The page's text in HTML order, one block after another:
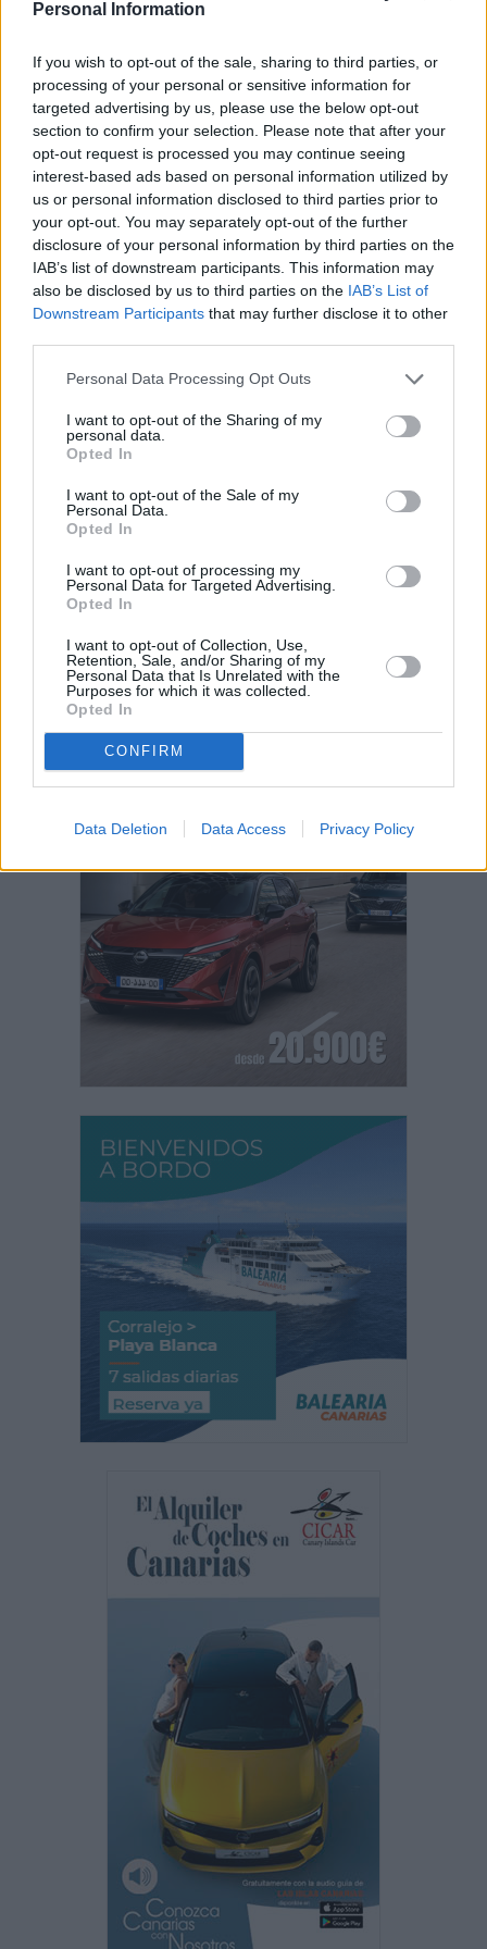
Personal Information
If you wish to opt-out of the sale, sharing to third parties, or
processing of your personal or sensitive information for
targeted advertising by us, please use the below opt-out
section to confirm your selection. Please note that after your
opt-out request is processed you may continue seeing
interest-based ads based on personal information utilized by
us or personal information disclosed to third parties prior to
your opt-out. You may separately opt-out of the further
disclosure of your personal information by third parties on the
IAB’s list of downstream participants. This information may
also be disclosed by us to third parties on the IAB’s List of
Downstream Participants that may further disclose it to other
Personal Data Processing Opt Outs
I want to opt-out of the Sharing of my
personal data.
Opted In
I want to opt-out of the Sale of my
Personal Data.
Opted In
I want to opt-out of processing my
Personal Data for Targeted Advertising.
Opted In
I want to opt-out of Collection, Use,
Retention, Sale, and/or Sharing of my
Personal Data that Is Unrelated with the
Purposes for which it was collected.
Opted In
CONFIRM
Data Deletion Data Access Privacy Policy
sobre todo de los vecinos de La Asomada, Tetir, La
Matilla, Tindaya o Tefía.
Comentarios (8)
LO MÁS LEÍDO
Fallece un bebé de 20 meses por un
golpe de calor en Fuerteventura
HUMANOS?. Por Maite de Vera Cabrera
Fuerteventura Santiago de Compostela
Decathlon abre hoy su primera tienda
en Fuerteventura